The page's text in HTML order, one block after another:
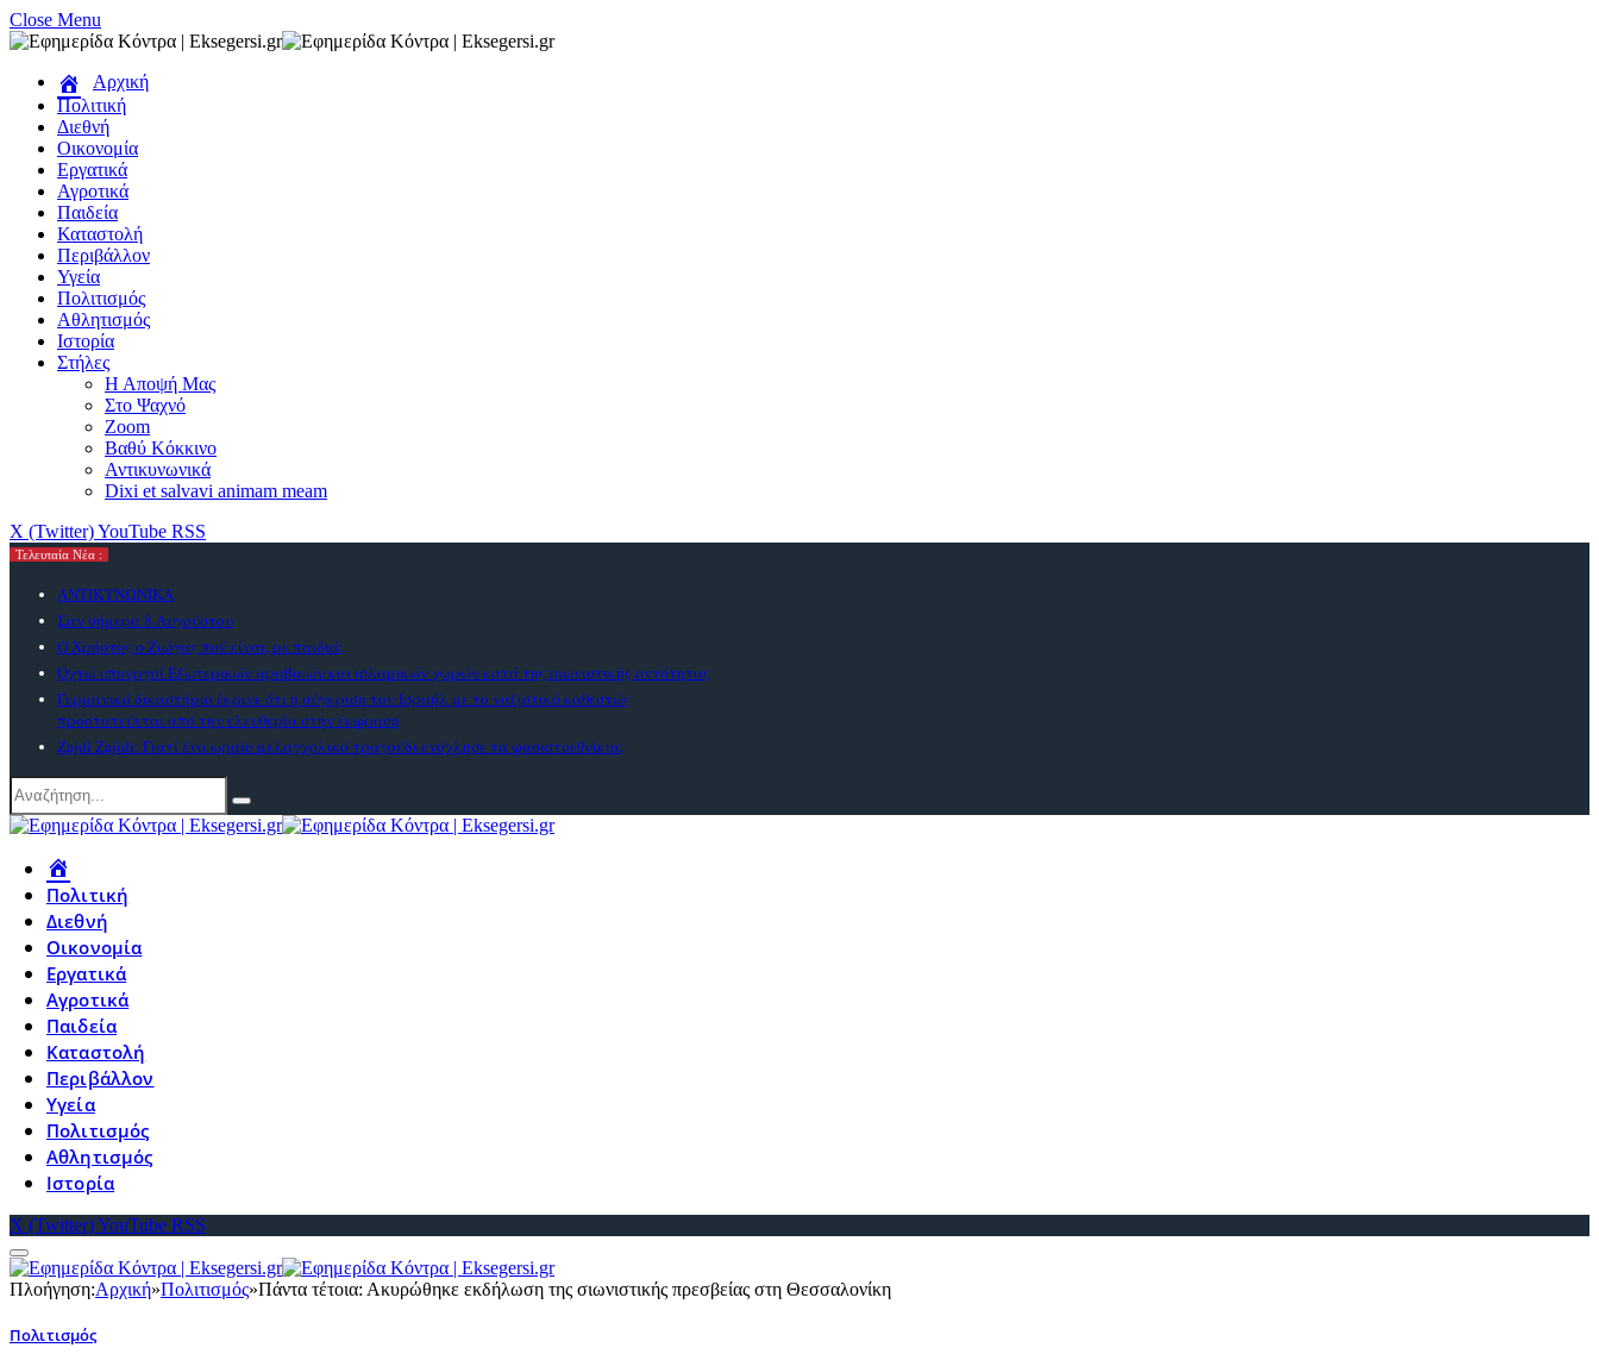
Close Menu
Αρχική
Πολιτική
Διεθνή
Οικονομία
Εργατικά
Αγροτικά
Παιδεία
Καταστολή
Περιβάλλον
Υγεία
Πολιτισμός
Αθλητισμός
Ιστορία
Στήλες
Η Αποψή Μας
Στο Ψαχνό
Zoom
Βαθύ Κόκκινο
Αντικυνωνικά
Dixi et salvavi animam meam
X (Twitter)YouTube RSS
Τελευταία Νέα :
ΑΝΤΙΚΥΝΩΝΙΚΑ
Σαν σήμερα 8 Αυγούστου
Ο Χρήστος ο Ζιώγας πού είναι, ρε παιδιά;
Οχτώ υπουργοί Εξωτερικών αραβικών και ισλαμικών χωρών κατά της σιωνιστικής οντότητας
Γερμανικό δικαστήριο έκρινε ότι η σύγκριση του Ισραήλ με το ναζιστικό καθεστώς
προστατεύεται από την ελευθερία στην έκφραση
Zajdi Ζajidi: Γιατί ένα ωραίο μελαγχολικό τραγούδι ενόχλησε τα φασιστοεθνίκια;
Πολιτική
Διεθνή
Οικονομία
Εργατικά
Αγροτικά
Παιδεία
Καταστολή
Περιβάλλον
Υγεία
Πολιτισμός
Αθλητισμός
Ιστορία
X (Twitter)YouTube RSS
Πλοήγηση:Αρχική»Πολιτισμός»Πάντα τέτοια: Ακυρώθηκε εκδήλωση της σιωνιστικής πρεσβείας στη Θεσσαλονίκη
Πολιτισμός